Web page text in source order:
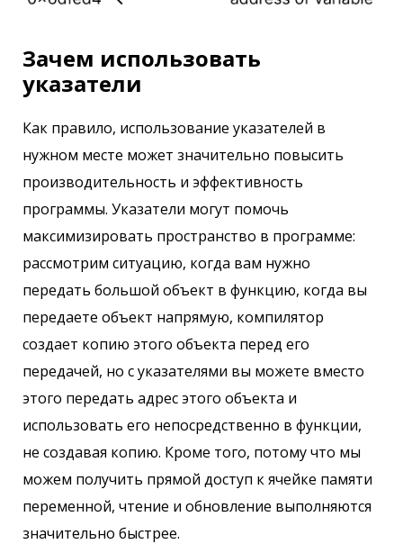
Зачем использовать
указатели
Как правило, использование указателей в
нужном месте может значительно повысить
производительность и эффективность
программы. Указатели могут помочь
максимизировать пространство в программе:
рассмотрим ситуацию, когда вам нужно
передать большой объект в функцию, когда вы
передаете объект напрямую, компилятор
создает копию этого объекта перед его
передачей, но с указателями вы можете вместо
этого передать адрес этого объекта и
использовать его непосредственно в функции,
не создавая копию. Кроме того, потому что мы
можем получить прямой доступ к ячейке памяти
переменной, чтение и обновление выполняются
значительно быстрее.